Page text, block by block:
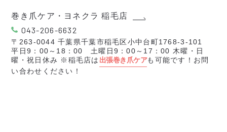
巻き爪ケア・ヨネクラ 稲毛店
043-206-6632
〒263-0044 千葉県千葉市稲毛区小中台町1768-3-101
平日9：00～18：00 土曜日9：00～17：00 木曜・日
曜・祝日休み ※稲毛店は 出張巻き爪ケアも可能です！お問
い合わせください！